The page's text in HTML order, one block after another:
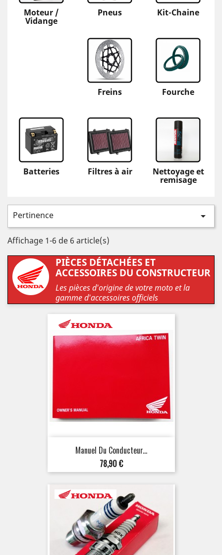
Moteur /
Vidange
Pneus Kit-Chaine
Freins Fourche
Batteries Filtres à air Nettoyage et
remisage
Pertinence 
Affichage 1-6 de 6 article(s)
PIÈCES DÉTACHÉES ET
ACCESSOIRES DU CONSTRUCTEUR
Les pièces d'origine de votre moto et la
gamme d'accessoires officiels
Manuel Du Conducteur...
Prix
78,90 €